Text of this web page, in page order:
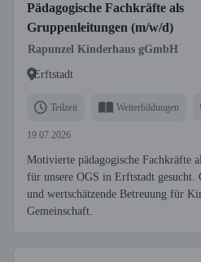
Pädagogische Fachkräfte als
Gruppenleitungen (m/w/d)
Rapunzel Kinderhaus gGmbH
Erftstadt
Teilzeit Weiterbildungen
19.07.2026
Motivierte pädagogische Fachkräfte
für unsere OGS in Erftstadt gesucht.
und wertschätzende Betreuung für
Gemeinschaft.